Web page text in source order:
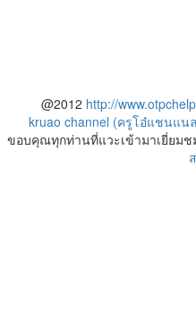
@2012 http://
kruao channel (ครูโอ๋แชนแน
ขอบคุณทุกท่านที่แวะเข้ามาเยี่ยม